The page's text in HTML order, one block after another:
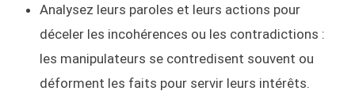
Analysez leurs paroles et leurs actions pour
déceler les incohérences ou les contradictions :
les manipulateurs se contredisent souvent ou
déforment les faits pour servir leurs intérêts.